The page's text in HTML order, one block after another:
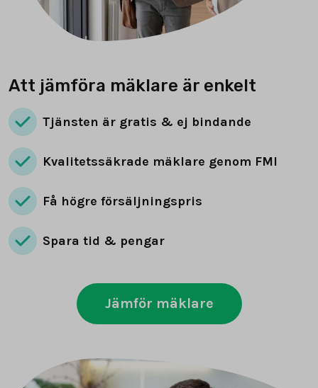
Att jämföra mäklare är enkelt
Tjänsten är gratis & ej bindande
Kvalitetssäkrade mäklare genom FMI
Få högre försäljningspris
Spara tid & pengar
Jämför mäklare